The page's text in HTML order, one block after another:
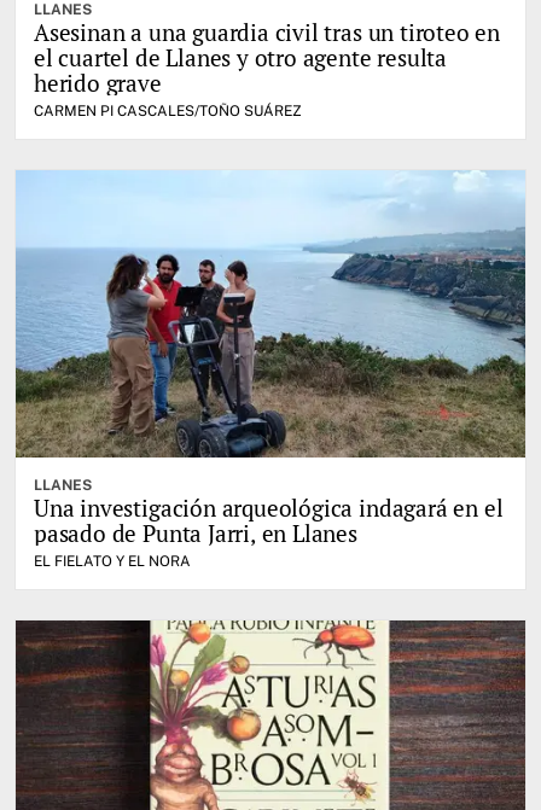
LLANES
Asesinan a una guardia civil tras un tiroteo en
el cuartel de Llanes y otro agente resulta
herido grave
CARMEN PI CASCALES/TOÑO SUÁREZ
LLANES
Una investigación arqueológica indagará en el
pasado de Punta Jarri, en Llanes
EL FIELATO Y EL NORA